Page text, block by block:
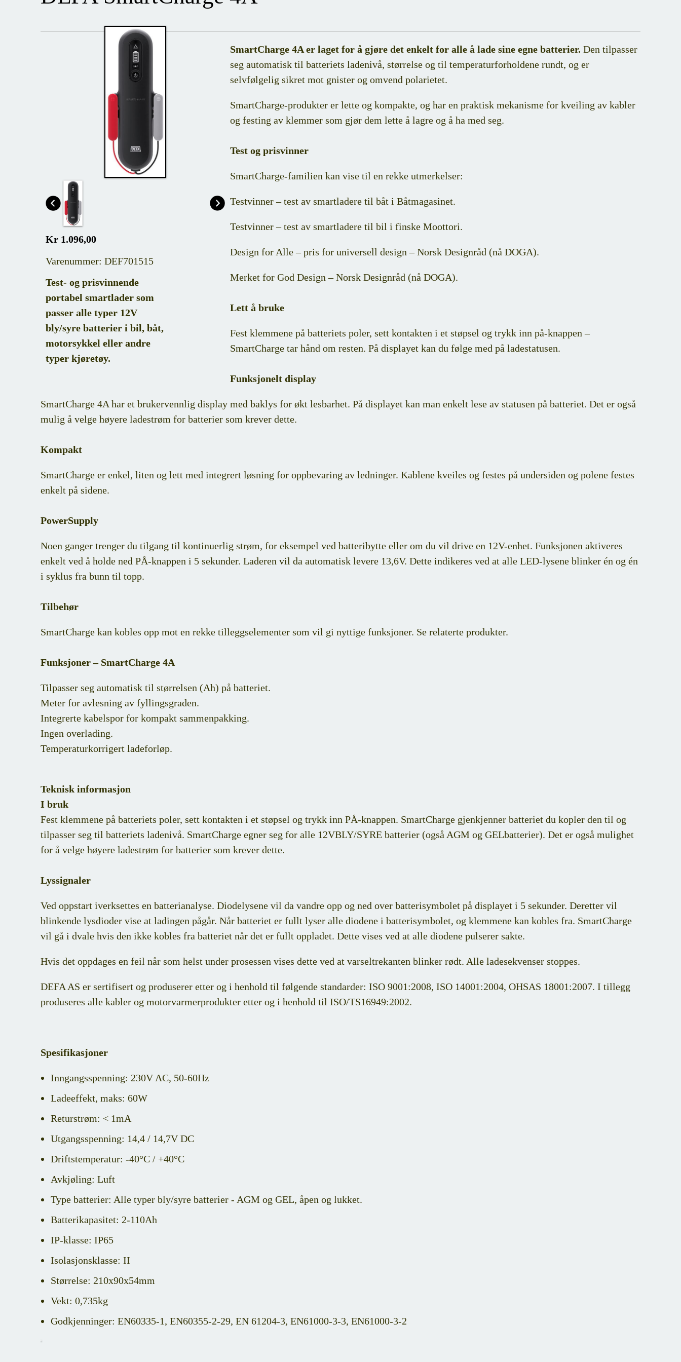
Kr 1.096,00
Varenummer: DEF701515
Test- og prisvinnende
portabel smartlader som
passer alle typer 12V
bly/syre batterier i bil, båt,
motorsykkel eller andre
typer kjøretøy.
SmartCharge 4A er laget for å gjøre det enkelt for alle å lade sine egne batterier. Den tilpasser
seg automatisk til batteriets ladenivå, størrelse og til temperaturforholdene rundt, og er
selvfølgelig sikret mot gnister og omvend polarietet.
SmartCharge-produkter er lette og kompakte, og har en praktisk mekanisme for kveiling av kabler
og festing av klemmer som gjør dem lette å lagre og å ha med seg.
Test og prisvinner
SmartCharge-familien kan vise til en rekke utmerkelser:
Testvinner – test av smartladere til båt i Båtmagasinet.
Testvinner – test av smartladere til bil i finske Moottori.
Design for Alle – pris for universell design – Norsk Designråd (nå DOGA).
Merket for God Design – Norsk Designråd (nå DOGA).
Lett å bruke
Fest klemmene på batteriets poler, sett kontakten i et støpsel og trykk inn på-knappen –
SmartCharge tar hånd om resten. På displayet kan du følge med på ladestatusen.
Funksjonelt display
SmartCharge 4A har et brukervennlig display med baklys for økt lesbarhet. På displayet kan man enkelt lese av statusen på batteriet. Det er også
mulig å velge høyere ladestrøm for batterier som krever dette.
Kompakt
SmartCharge er enkel, liten og lett med integrert løsning for oppbevaring av ledninger. Kablene kveiles og festes på undersiden og polene festes
enkelt på sidene.
PowerSupply
Noen ganger trenger du tilgang til kontinuerlig strøm, for eksempel ved batteribytte eller om du vil drive en 12V-enhet. Funksjonen aktiveres
enkelt ved å holde ned PÅ-knappen i 5 sekunder. Laderen vil da automatisk levere 13,6V. Dette indikeres ved at alle LED-lysene blinker én og én
i syklus fra bunn til topp.
Tilbehør
SmartCharge kan kobles opp mot en rekke tilleggselementer som vil gi nyttige funksjoner. Se relaterte produkter.
Funksjoner – SmartCharge 4A
Tilpasser seg automatisk til størrelsen (Ah) på batteriet.
Meter for avlesning av fyllingsgraden.
Integrerte kabelspor for kompakt sammenpakking.
Ingen overlading.
Temperaturkorrigert ladeforløp.
Teknisk informasjon
I bruk
Fest klemmene på batteriets poler, sett kontakten i et støpsel og trykk inn PÅ-knappen. SmartCharge gjenkjenner batteriet du kopler den til og
tilpasser seg til batteriets ladenivå. SmartCharge egner seg for alle 12VBLY/SYRE batterier (også AGM og GELbatterier). Det er også mulighet
for å velge høyere ladestrøm for batterier som krever dette.
Lyssignaler
Ved oppstart iverksettes en batterianalyse. Diodelysene vil da vandre opp og ned over batterisymbolet på displayet i 5 sekunder. Deretter vil
blinkende lysdioder vise at ladingen pågår. Når batteriet er fullt lyser alle diodene i batterisymbolet, og klemmene kan kobles fra. SmartCharge
vil gå i dvale hvis den ikke kobles fra batteriet når det er fullt oppladet. Dette vises ved at alle diodene pulserer sakte.
Hvis det oppdages en feil når som helst under prosessen vises dette ved at varseltrekanten blinker rødt. Alle ladesekvenser stoppes.
DEFA AS er sertifisert og produserer etter og i henhold til følgende standarder: ISO 9001:2008, ISO 14001:2004, OHSAS 18001:2007. I tillegg
produseres alle kabler og motorvarmerprodukter etter og i henhold til ISO/TS16949:2002.
Spesifikasjoner
Inngangsspenning: 230V AC, 50-60Hz
Ladeeffekt, maks: 60W
Returstrøm: < 1mA
Utgangsspenning: 14,4 / 14,7V DC
Driftstemperatur: -40°C / +40°C
Avkjøling: Luft
Type batterier: Alle typer bly/syre batterier - AGM og GEL, åpen og lukket.
Batterikapasitet: 2-110Ah
IP-klasse: IP65
Isolasjonsklasse: II
Størrelse: 210x90x54mm
Vekt: 0,735kg
Godkjenninger: EN60335-1, EN60355-2-29, EN 61204-3, EN61000-3-3, EN61000-3-2